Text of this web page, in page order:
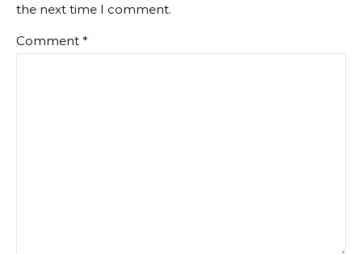
the next time I comment.
Comment *